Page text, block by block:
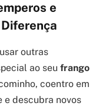
e
outras
ao seu frango
coentro em
e descubra novos